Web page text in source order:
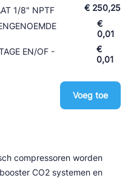
1/8" NPTF
€ 250,25
€
0,01
EN/OF -
€
0,01
Voeg toe
compressoren worden
CO2 systemen en